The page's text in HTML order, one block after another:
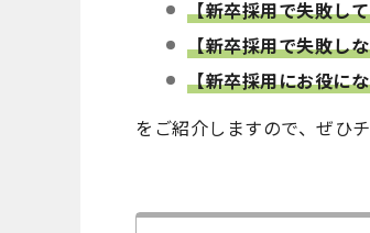
【新卒採用で失敗し
【新卒採用で失敗し
【新卒採用にお役に
をご紹介しますので、ぜひ